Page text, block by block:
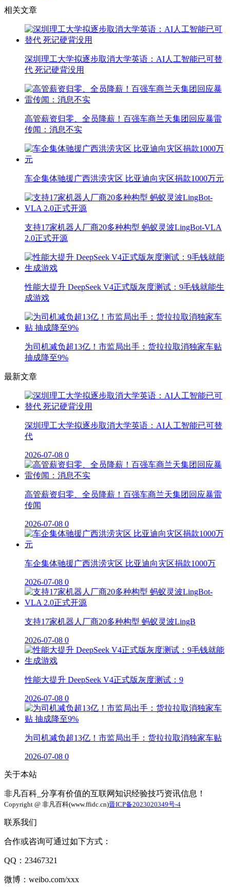
相关文章
深圳理工大学拟逐步取消大学英语：AI人工智能已可替
代 死记硬背没用
高管薪资归零、全员降薪！百强车商兰天集团回应暴雷
传闻：消息不实
车企集体驰援广西洪涝灾区 比亚迪向灾区捐款1000万元
支持17家机器人厂商20多种构型 蚂蚁灵波LingBot-VLA
2.0正式开源
性能大提升 DeepSeek V4正式版灰度测试：9毛钱就能生
成游戏
为司机减负超13亿！市监局出手：货拉拉取消独家车贴
抽成降至9%
最新文章
深圳理工大学拟逐步取消大学英语：AI人工智能已可替
代
2026-07-08 0
高管薪资归零、全员降薪！百强车商兰天集团回应暴雷
传闻
2026-07-08 0
车企集体驰援广西洪涝灾区 比亚迪向灾区捐款1000万
2026-07-08 0
支持17家机器人厂商20多种构型 蚂蚁灵波LingB
2026-07-08 0
性能大提升 DeepSeek V4正式版灰度测试：9
2026-07-08 0
为司机减负超13亿！市监局出手：货拉拉取消独家车贴
2026-07-08 0
关于本站
非凡百科_分享有价值的互联网知识经验技巧资讯信息！
Copyright @ 非凡百科(www.ffidc.cn)晋ICP备2023020349号-4
联系我们
合作或咨询可通过如下方式：
QQ：23467321
微博：weibo.com/xxx